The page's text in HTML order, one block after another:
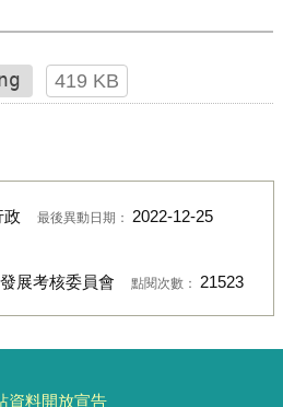
419 KB
政 最後異動日期： 2022-12-25
展考核委員會 點閱次數： 21523
資料開放宣告